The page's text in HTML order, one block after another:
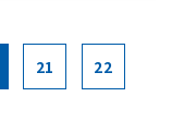
21 22